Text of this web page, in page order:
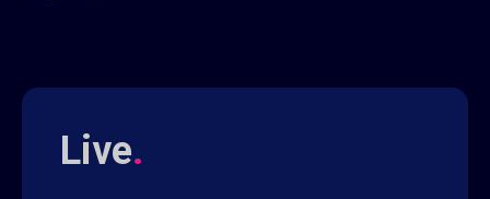
Live.